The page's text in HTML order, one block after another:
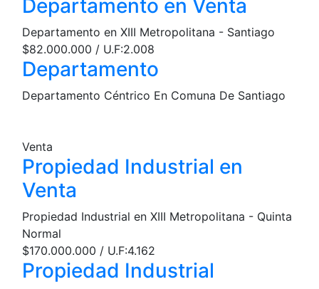
Departamento en Venta
Departamento en XIII Metropolitana - Santiago
$82.000.000 / U.F:2.008
Departamento
Departamento Céntrico En Comuna De Santiago
Venta
Propiedad Industrial en
Venta
Propiedad Industrial en XIII Metropolitana - Quinta
Normal
$170.000.000 / U.F:4.162
Propiedad Industrial